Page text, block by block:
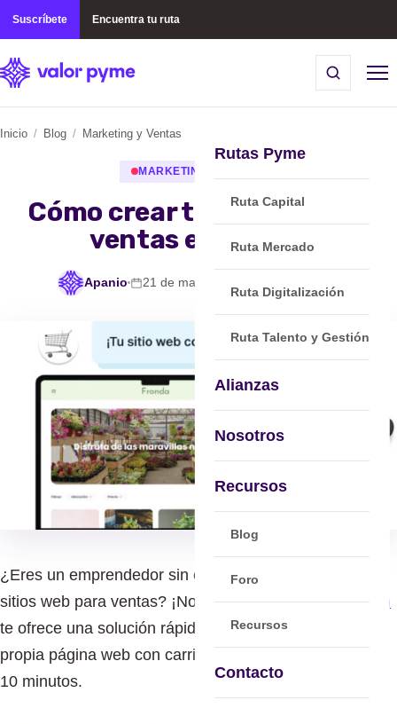
Suscríbete Encuentra tu ruta
Rutas Pyme
Ruta Capital
Ruta Mercado
Ruta Digitalización
Ruta Talento y Gestión
Alianzas
Nosotros
Recursos
Blog
Foro
Recursos
Contacto
Inicio / Blog / Marketing y Ventas
MARKETING Y VENTAS
Cómo crear tu sitio web de
ventas en 10 min
Apanio 21 de mayo, 2024
¿Eres un emprendedor sin experiencia en creación de
sitios web para ventas? ¡No te preocupes! apanio.com
te ofrece una solución rápida y sencilla para tener tu
propia página web con carrito de compras en tan solo
10 minutos.